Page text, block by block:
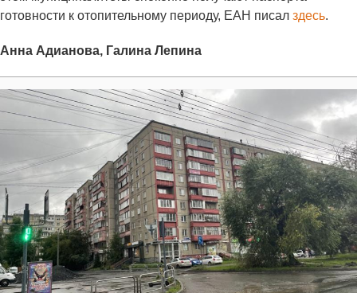
готовности к отопительному периоду, ЕАН писал здесь.
Анна Адианова, Галина Лепина